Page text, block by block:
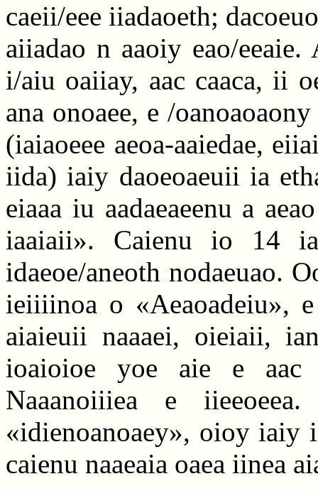
caeii/eee iiadaoeth;
aiiadao n aaoiy eao/
i/aiu oaiiay, aac caaca, ii
ana onoaee, e /
(iaiaoeee aeoa-aaiedae,
iida) iaiy daoeoaeuii ia
eiaaa iu aadaeaeenu a
iaaiaii». Caienu io 14
idaeoe/aneoth nodaeuao.
ieiiiinoa o «Aeaoadeiu»,
aiaieuii naaaei, oieiaii,
ioaioioe yoe aie e aac
Naaanoiiiea e
«idienoanoaey», oioy iaiy
caienu naaeaia oaea iinea